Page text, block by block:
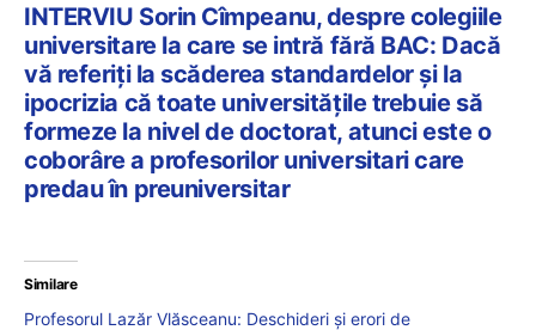
INTERVIU Sorin Cîmpeanu, despre colegiile
universitare la care se intră fără BAC: Dacă
vă referiți la scăderea standardelor și la
ipocrizia că toate universitățile trebuie să
formeze la nivel de doctorat, atunci este o
coborâre a profesorilor universitari care
predau în preuniversitar
Similare
Profesorul Lazăr Vlăsceanu: Deschideri și erori de